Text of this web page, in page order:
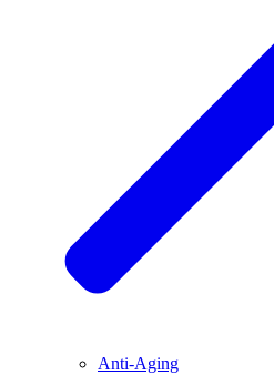
Anti-Aging